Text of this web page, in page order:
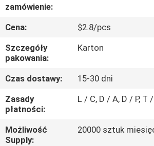
SKONTAKTUJ
SIĘ
Z
NAMI
POPROSIĆ
O
zamówienie:
Cena:
$2.8/pcs
Szczegóły
pakowania:
Karton
Czas dostawy:
15-30 dni
Zasady
płatności:
L / C, D / A, D / P, T
Możliwość
Supply:
20000 sztuk